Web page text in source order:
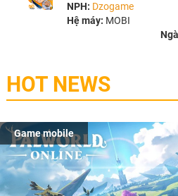
NPH: Dzogame
Hệ máy: MOBI
HOT NEWS
Game mobile